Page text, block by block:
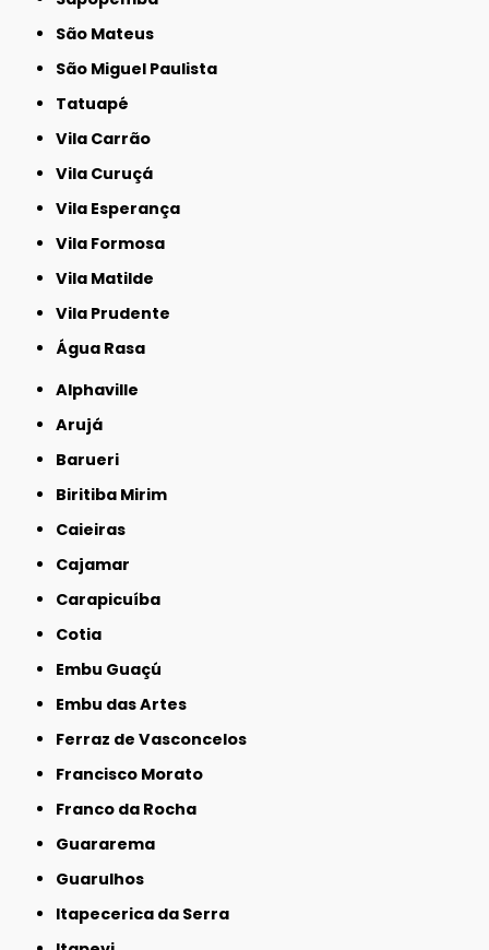
São Mateus
São Miguel Paulista
Tatuapé
Vila Carrão
Vila Curuçá
Vila Esperança
Vila Formosa
Vila Matilde
Vila Prudente
Água Rasa
Alphaville
Arujá
Barueri
Biritiba Mirim
Caieiras
Cajamar
Carapicuíba
Cotia
Embu Guaçú
Embu das Artes
Ferraz de Vasconcelos
Francisco Morato
Franco da Rocha
Guararema
Guarulhos
Itapecerica da Serra